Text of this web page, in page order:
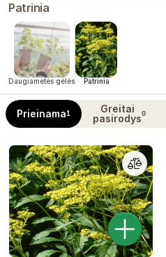
Patrinia
Daugiametės gėlės Patrinia
Prieinama1
Greitai
pasirodys0